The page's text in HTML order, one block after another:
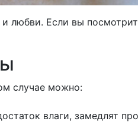
любви. Если вы
случае можно:
влаги, замедлят